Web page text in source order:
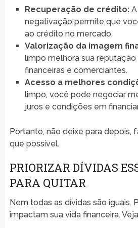
Recuperação de crédito:A
negativação permite que
ao crédito no mercado.
Valorização da imagem
limpo melhora sua
financeiras e comerciantes.
Acesso a melhores
limpo, você pode negociar
juros e condições em
Portanto, não deixe para depois,
que possível.
PRIORIZAR DÍVIDAS
PARA QUITAR
Nem todas as dívidas são iguais.
impactam sua vida financeira.